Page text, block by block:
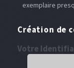
exemplaire
Création de
Votre